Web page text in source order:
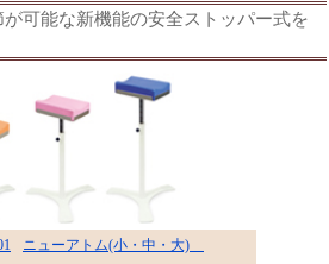
可能な新機能の安全ストッパー式を
ニューアトム(小・中・大)